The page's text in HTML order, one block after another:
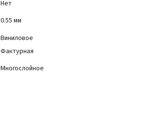
Нет
0.55 мм
Виниловое
Фактурная
Многослойное